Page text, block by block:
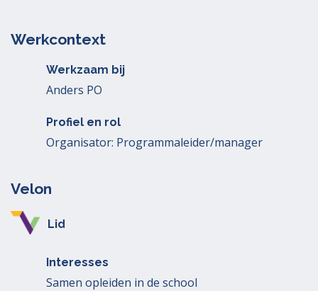
Werkcontext
Werkzaam bij
Anders PO
Profiel en rol
Organisator: Programmaleider/manager
Velon
Lid
Interesses
Samen opleiden in de school